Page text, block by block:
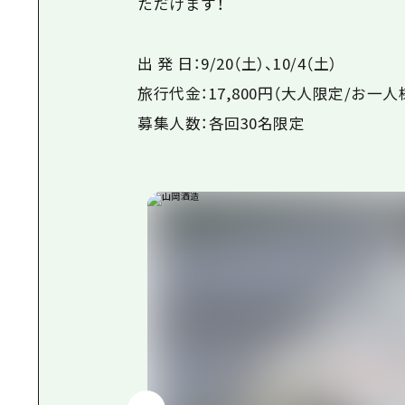
出 発 日：9/20（土）、10/4（土）
旅行代金：17,800円（大人限定/お一人
募集人数：各回30名限定